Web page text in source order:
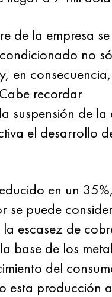
de la empresa
no
en
recordar
suspensión de la
el desarrollo
en un
puede
escasez de
base de los
del
esta producción